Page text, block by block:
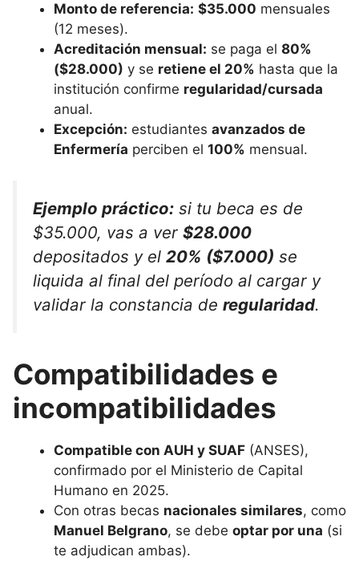
Monto de referencia: $35.000 mensuales
(12 meses).
Acreditación mensual: se paga el 80%
($28.000) y se retiene el 20% hasta que la
institución confirme regularidad/cursada
anual.
Excepción: estudiantes avanzados de
Enfermería perciben el 100% mensual.
Ejemplo práctico: si tu beca es de
$35.000, vas a ver $28.000
depositados y el 20% ($7.000) se
liquida al final del período al cargar y
validar la constancia de regularidad.
Compatibilidades e
incompatibilidades
Compatible con AUH y SUAF (ANSES),
confirmado por el Ministerio de Capital
Humano en 2025.
Con otras becas nacionales similares, como
Manuel Belgrano, se debe optar por una (si
te adjudican ambas).